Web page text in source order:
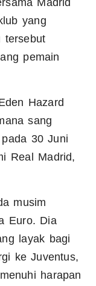
yang
tersebut
pemain
Hazard
sang
30 Juni
Real Madrid,
musim
Euro. Dia
layak bagi
ke Juventus,
harapan